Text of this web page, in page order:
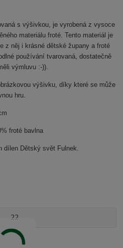
s výšivkou, je vyrobená z vysoce
materiálu froté. Tento materiál je
z něj i krásné dětské župany a froté
používání tvarovaná, dostatečně
výmluvu :-)).
výšivku, díky které se může
hru.
froté bavlna
dílen Dětský svět Fulnek.
22